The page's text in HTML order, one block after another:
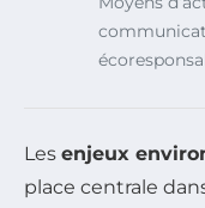
Les enjeux
place centrale